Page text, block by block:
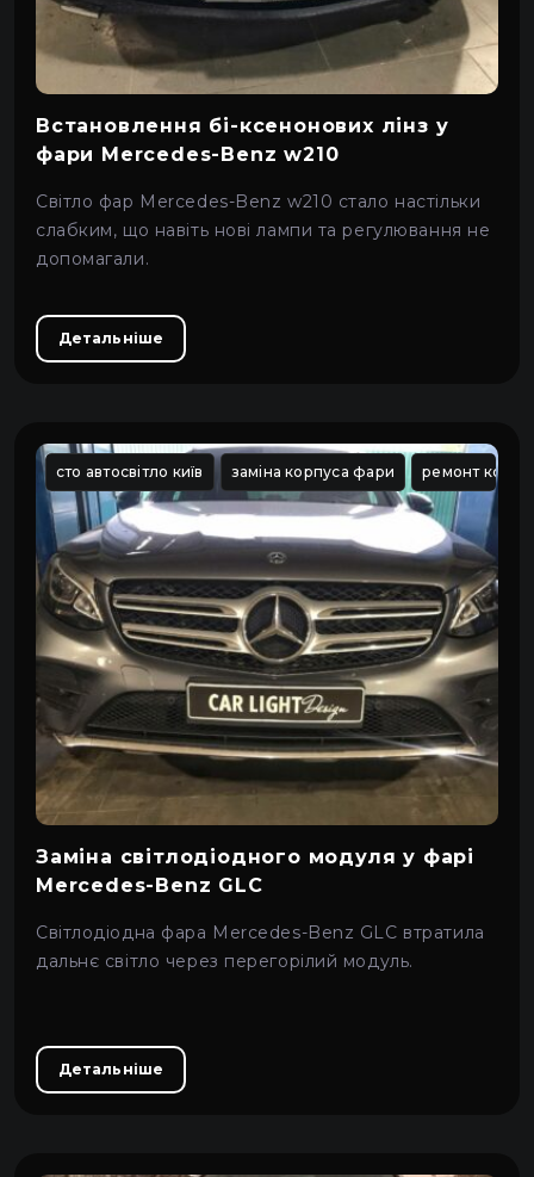
Про автосвітло
Усі категорії
Автосвітло
Електрика
Проводка
Мова
UA
EN
Пн-Пн 09:00–20:00
Встановлення бі-ксенонових лінз у
фари Mercedes-Benz w210
Світло фар Mercedes-Benz w210 стало настільки
слабким, що навіть нові лампи та регулювання не
допомагали.
Детальніше
сто автосвітло київ заміна корпуса фари ремонт
Заміна світлодіодного модуля у фарі
Mercedes-Benz GLC
Світлодіодна фара Mercedes-Benz GLC втратила
дальнє світло через перегорілий модуль.
Детальніше